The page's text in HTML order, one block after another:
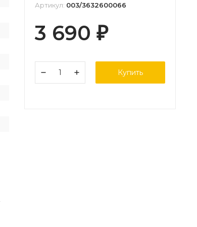
Артикул: 003/3632600066
3 690 ₽
Купить